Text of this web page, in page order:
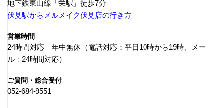
地下鉄東山線「栄駅」徒歩7分
伏見駅からメルメイク伏見店の行き方
営業時間
24時間対応 年中無休（電話対応：平日10時から19時、メー
ル：24時間対応）
ご質問・総合受付
052-684-9551